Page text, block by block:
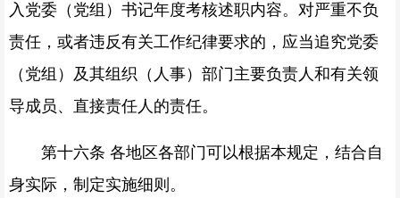
入党委（党组）书记年度考核述职内容。对严重不负
责任，或者违反有关工作纪律要求的，应当追究党委
（党组）及其组织（人事）部门主要负责人和有关领
导成员、直接责任人的责任。
第十六条 各地区各部门可以根据本规定，结合自
身实际，制定实施细则。